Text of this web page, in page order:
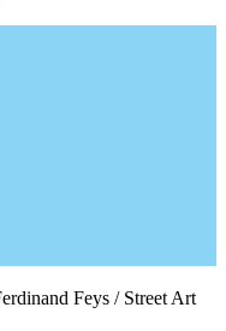
Feys / Street Art